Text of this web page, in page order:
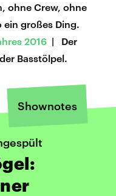
ohne Crew, ohne
ein großes Ding.
2016 | Der
Basstölpel.
Shownotes